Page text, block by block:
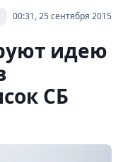
00:31, 25 сентября 2015
идею
СБ